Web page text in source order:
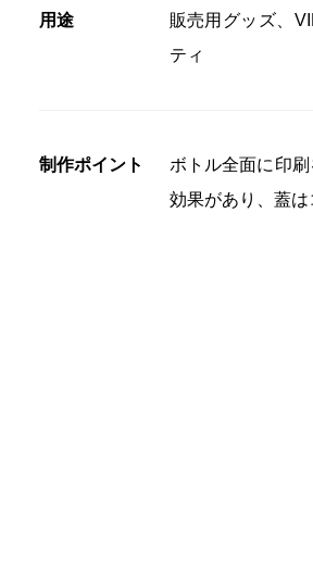
用途
販売用グッズ、
ティ
制作ポイント
ボトル全面に印
効果があり、蓋は